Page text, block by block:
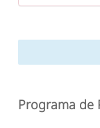
Programa de